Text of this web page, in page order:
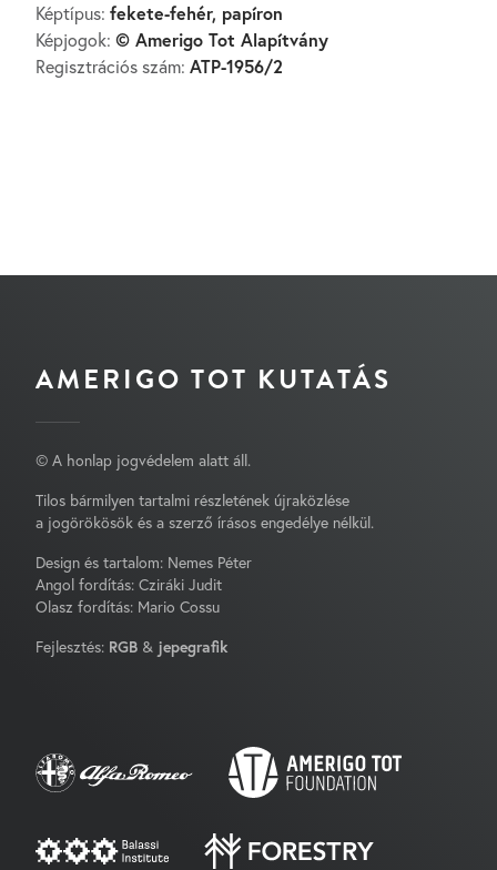
Képtípus: fekete-fehér, papíron
Képjogok: © Amerigo Tot Alapítvány
Regisztrációs szám: ATP-1956/2
AMERIGO TOT KUTATÁS
© A honlap jogvédelem alatt áll.
Tilos bármilyen tartalmi részletének újraközlése
a jogörökösök és a szerző írásos engedélye nélkül.
Design és tartalom: Nemes Péter
Angol fordítás: Cziráki Judit
Olasz fordítás: Mario Cossu
Fejlesztés: RGB & jepegrafik